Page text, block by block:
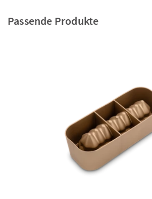
Passende Produkte